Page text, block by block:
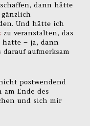
dann hätte
Und hätte ich
zu veranstalten, das
hatte – ja, dann
aufmerksam
postwendend
Ende des
und sich mir